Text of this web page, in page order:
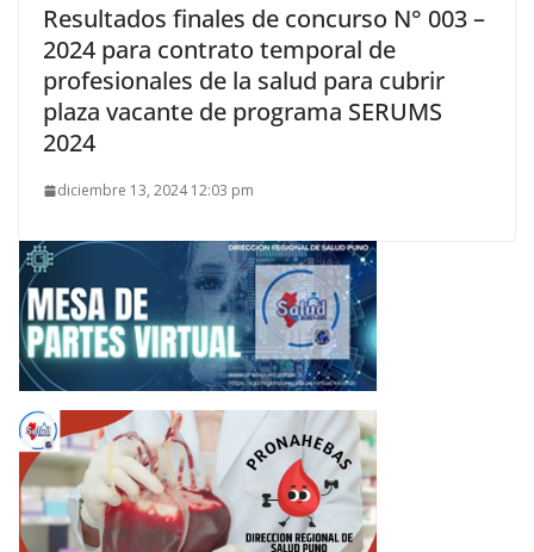
Resultados finales de concurso N° 003 –
2024 para contrato temporal de
profesionales de la salud para cubrir
plaza vacante de programa SERUMS
2024
diciembre 13, 2024 12:03 pm